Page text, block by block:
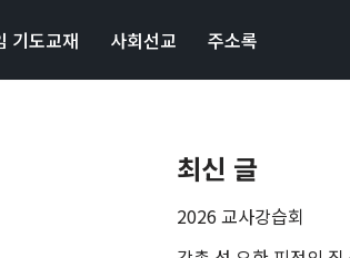
기도교재 사회선교 주소록
최신 글
2026 교사강습회